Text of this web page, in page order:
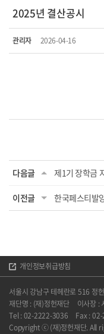
2025년 결산공시
관리자 2026-04-16
다음글 제1기 장학금
이전글 한국페스티발
개인정보취급방침
서울시 강남구 테헤란로 516 정
재단명 : (재)정헌재단
이사장 :
Tel : 02-2222-3036
Fax :
Copyright ⓒ (재)정헌재단. All